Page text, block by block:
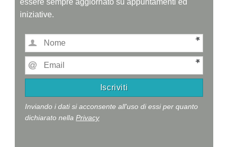
essere sempre aggiornato su appuntamenti ed
iniziative.
Inviando i dati si acconsente all'uso di essi per quanto
dichiarato nellaPrivacy